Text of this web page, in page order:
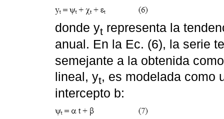
donde yt representa la
anual. En la Ec. (6), la serie
semejante a la obtenida
lineal, yt, es modelada como
intercepto b: